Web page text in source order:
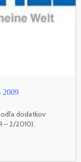
dodatkov
– 2/2010).